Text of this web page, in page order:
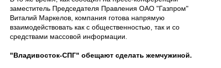
заместитель Председателя Правления ОАО "Газпром"
Виталий Маркелов, компания готова напрямую
взаимодействовать как с общественностью, так и со
средствами массовой информации.
"Владивосток-СПГ" обещают сделать жемчужиной.